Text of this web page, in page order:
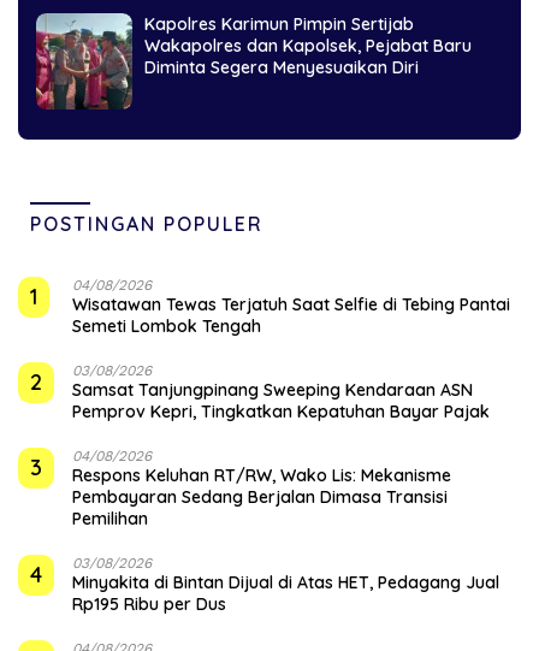
Kapolres Karimun Pimpin Sertijab
Wakapolres dan Kapolsek, Pejabat Baru
Diminta Segera Menyesuaikan Diri
POSTINGAN POPULER
1 04/08/2026
Wisatawan Tewas Terjatuh Saat Selfie di Tebing Pantai
Semeti Lombok Tengah
2 03/08/2026
Samsat Tanjungpinang Sweeping Kendaraan ASN
Pemprov Kepri, Tingkatkan Kepatuhan Bayar Pajak
3 04/08/2026
‎Respons Keluhan RT/RW, Wako Lis: Mekanisme
Pembayaran Sedang Berjalan Dimasa Transisi
Pemilihan
4 03/08/2026
Minyakita di Bintan Dijual di Atas HET, Pedagang Jual
Rp195 Ribu per Dus